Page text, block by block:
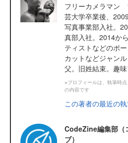
フリーカメラマン
芸大学卒業後、
写真事業部入社。
真部入社。2014か
ティストなどのポ
カットなどジャン
父。旧姓結束。趣味
※プロフィールは、執筆時
の内容です
この著者の最近の
CodeZine編集部（
ブ）